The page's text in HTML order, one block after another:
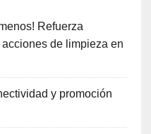
Refuerza
de limpieza en
y promoción